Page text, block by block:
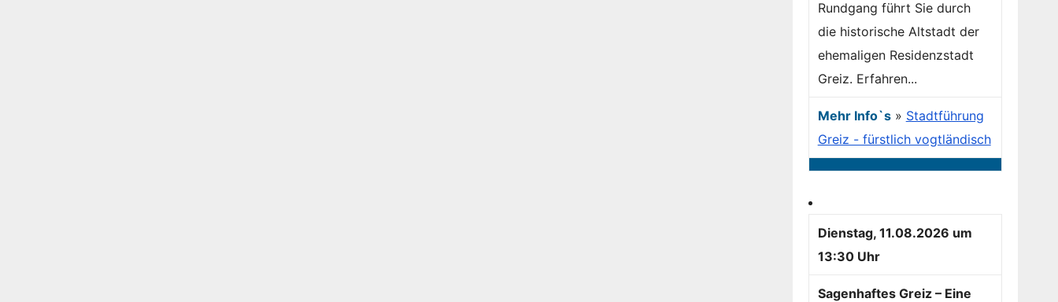
Rundgang führt Sie durch
die historische Altstadt der
ehemaligen Residenzstadt
Greiz. Erfahren...
Mehr Info`s» Stadtführung
Greiz - fürstlich vogtländisch
Dienstag, 11.08.2026 um
13:30 Uhr
Sagenhaftes Greiz – Eine